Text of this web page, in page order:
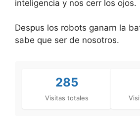
inteligencia y nos cerr los ojos.
Despus los robots ganarn la
sabe que ser de nosotros.
285
Visitas totales